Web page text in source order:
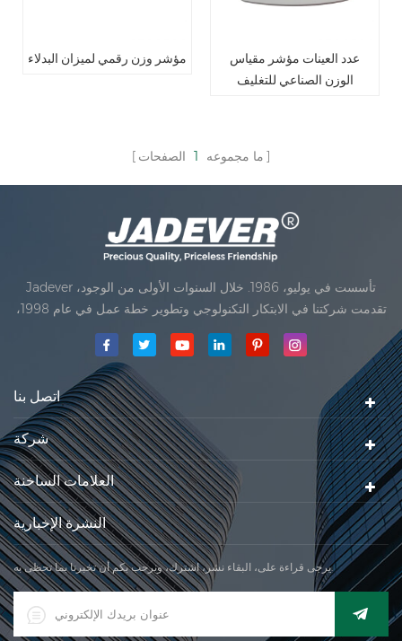
مؤشر وزن رقمي لميزان البدلاء
عدد العينات مؤشر مقياس
الوزن الصناعي للتغليف
ما مجموعه 1 الصفحات
Jadever تأسست في يوليو، 1986. خلال السنوات الأولى من الوجود،
تقدمت شركتنا في الابتكار التكنولوجي وتطوير خطة عمل في عام 1998،
حققت شركتنا هدف الجودة الرئيسية، متى تلقت أول منتجاتنا موافقة من
مقياس المحدودةكان تأسيس تقع من
اتصل بنا
شركة
العلامات الساخنة
النشرة الإخبارية
يرجى قراءة على، البقاء نشر، اشترك، ونرحب بكم أن تخبرنا بما تحظى به.